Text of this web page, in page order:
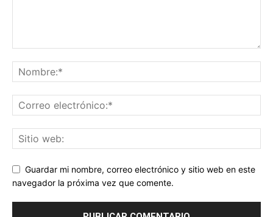
Guardar mi nombre, correo electrónico y sitio web en este
navegador la próxima vez que comente.